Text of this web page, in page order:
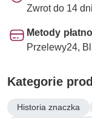
Zwrot do 14 dni
Metody
Przelewy24,
Kategorie
Historia znaczka